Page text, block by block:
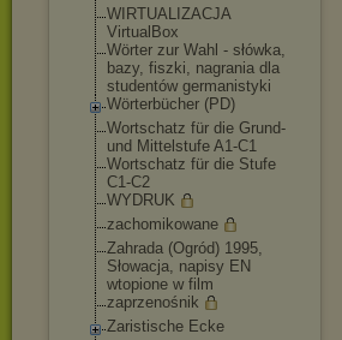
WIRTUALIZACJA
VirtualBox
Wörter zur Wahl - słówka,
bazy, fiszki, nagrania dla
studentów germanistyki
Wörterbücher (PD)
Wortschatz für die Grund-
und Mittelstufe A1-C1
Wortschatz für die Stufe
C1-C2
WYDRUK
zachomikowane
Zahrada (Ogród) 1995,
Słowacja, napisy EN
wtopione w film
zaprzenośnik
Zaristische Ecke